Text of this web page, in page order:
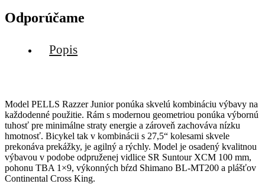
Odporúčame
Popis
Model PELLS Razzer Junior ponúka skvelú kombináciu výbavy na
každodenné použitie. Rám s modernou geometriou ponúka výbornú
tuhosť pre minimálne straty energie a zároveň zachováva nízku
hmotnosť. Bicykel tak v kombinácii s 27,5“ kolesami skvele
prekonáva prekážky, je agilný a rýchly. Model je osadený kvalitnou
výbavou v podobe odpruženej vidlice SR Suntour XCM 100 mm,
pohonu TBA 1×9, výkonných bŕzd Shimano BL-MT200 a plášťov
Continental Cross King.